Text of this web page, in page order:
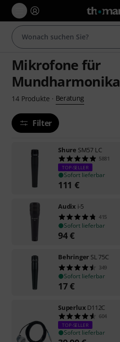
Mikrofone für
Mundharmonika
14 Produkte · Beratung
Filter
Shure SM57 LC
5881
TOP-SELLER
Sofort lieferbar
111 €
Audix i-5
415
Sofort lieferbar
94€
Behringer SL 75C
349
Sofort lieferbar
17€
Superlux D112C
604
TOP-SELLER
Sofort lieferbar